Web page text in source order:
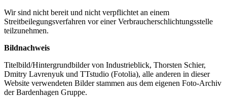
Wir sind nicht bereit und nicht verpflichtet an einem
Streitbeilegungsverfahren vor einer Verbraucherschlichtungsstelle
teilzunehmen.
Bildnachweis
Titelbild/Hintergrundbilder von Industrieblick, Thorsten Schier,
Dmitry Lavrenyuk und TTstudio (Fotolia), alle anderen in dieser
Website verwendeten Bilder stammen aus dem eigenen Foto-Archiv
der Bardenhagen Gruppe.